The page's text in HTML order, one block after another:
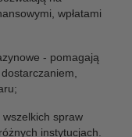
wpłatami
- pomagają
wszelkich spraw
instytucjach.